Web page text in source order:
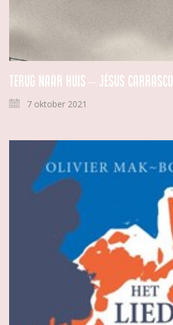
Terug naar huis – Jésus Carrasco
7 oktober 2021